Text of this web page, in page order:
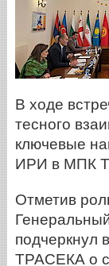
В ходе
тесного
ключевые
ИРИ в МПК
Отметив
подчеркнул
ТРАСЕКА о